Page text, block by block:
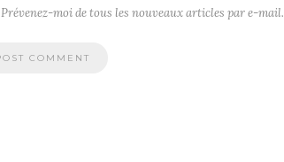
Prévenez-moi de tous les nouveaux articles par e-mail.